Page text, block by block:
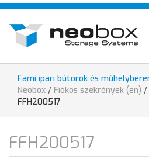
Skip
main
content
EN
Fami ipari bútorok és
You
are
here
Neobox / Fiókos szekrények (en) /
FFH200517
FFH200517